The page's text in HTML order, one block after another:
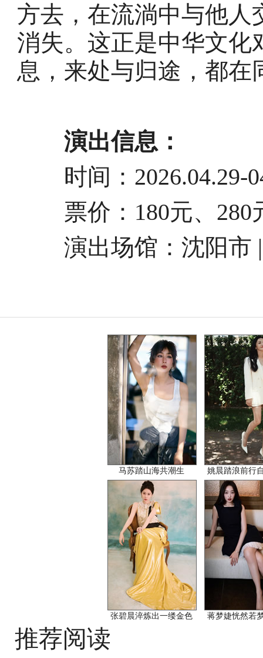
方去，在流淌中与他人
消失。这正是中华文化
息，来处与归途，都在
演出信息：
时间：2026.04.29-
票价：180元、280
演出场馆：沈阳市 |
马苏踏山海共潮生 姚晨踏浪前行
张碧晨淬炼出一缕金色 蒋梦婕恍然若
推荐阅读